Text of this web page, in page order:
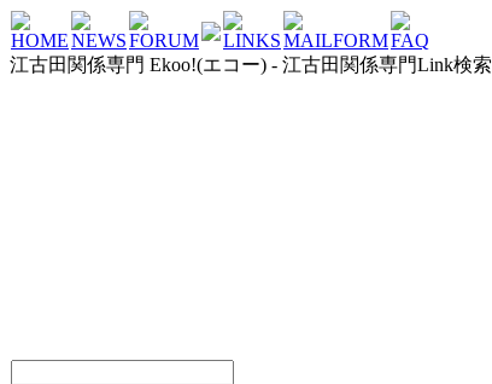
HOMENEWSFORUM LINKSMAILFORMFAQ
江古田関係専門 Ekoo!(エコー) - 江古田関係専門Link検索